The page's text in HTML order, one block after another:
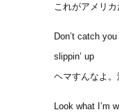
これがアメリカ
Don’t catch
slippin’ up
ヘマすんなよ
Look what I’m